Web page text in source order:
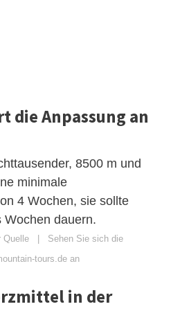
die Anpassung an
8500 m und
minimale
4 Wochen, sie sollte
Wochen dauern.
Quelle | Sehen Sie sich die
tours.de an
in der